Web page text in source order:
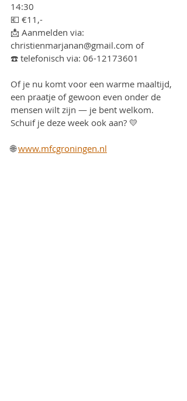
14:30
💶 €11,-
📩 Aanmelden via:
christienmarjanan@gmail.com of
☎️ telefonisch via: 06-12173601
Of je nu komt voor een warme maaltijd,
een praatje of gewoon even onder de
mensen wilt zijn — je bent welkom.
Schuif je deze week ook aan? 💛
🌐 www.mfcgroningen.nl